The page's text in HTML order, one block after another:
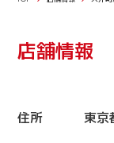
店舗情報
住所 東京